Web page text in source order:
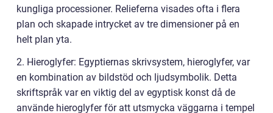
kungliga processioner. Relieferna visades ofta i flera
plan och skapade intrycket av tre dimensioner på en
helt plan yta.
2. Hieroglyfer: Egyptiernas skrivsystem, hieroglyfer, var
en kombination av bildstöd och ljudsymbolik. Detta
skriftspråk var en viktig del av egyptisk konst då de
använde hieroglyfer för att utsmycka väggarna i tempel